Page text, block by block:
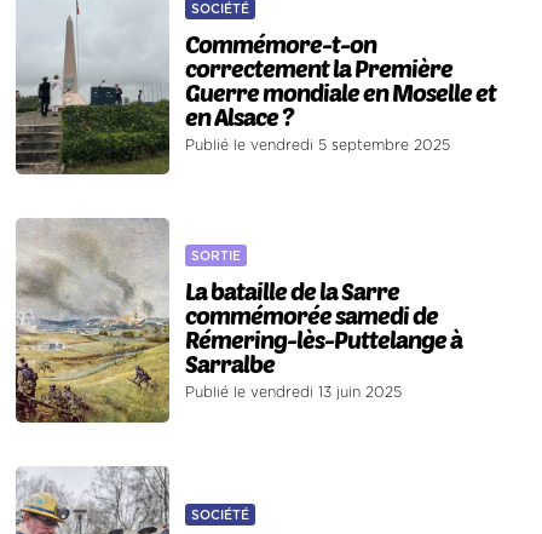
SOCIÉTÉ
Commémore-t-on
correctement la Première
Guerre mondiale en Moselle et
en Alsace ?
Publié le vendredi 5 septembre 2025
SORTIE
La bataille de la Sarre
commémorée samedi de
Rémering-lès-Puttelange à
Sarralbe
Publié le vendredi 13 juin 2025
SOCIÉTÉ